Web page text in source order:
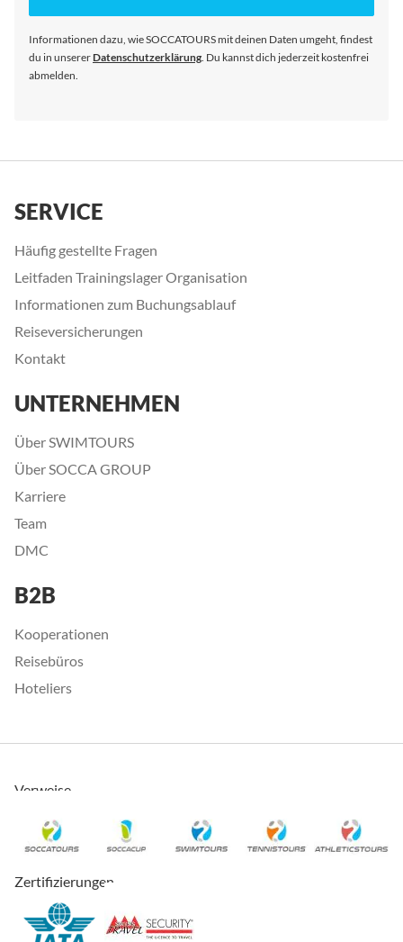
Informationen dazu, wie SOCCATOURS mit deinen Daten umgeht, findest
du in unsererDatenschutzerklärung . Du kannst dich jederzeit kostenfrei
abmelden.
SERVICE
Häufig gestellte Fragen
Leitfaden Trainingslager Organisation
Informationen zum Buchungsablauf
Reiseversicherungen
Kontakt
UNTERNEHMEN
Über SWIMTOURS
Über SOCCA GROUP
Karriere
Team
DMC
B2B
Kooperationen
Reisebüros
Hoteliers
Verweise
Zertifizierungen